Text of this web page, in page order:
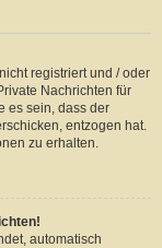
registriert und / oder
Nachrichten für
es sein, dass der
entzogen hat.
zu erhalten.
automatisch